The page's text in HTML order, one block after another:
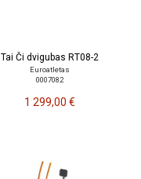
Tai Či dvigubas RT08-2
Euroatletas
0007082
1 299,00 €